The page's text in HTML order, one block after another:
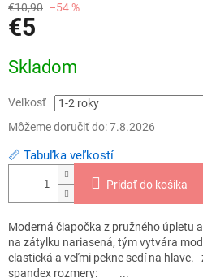
€10,90 –54 %
€5
cena:
Skladom
Veľkosť
Môžeme doručiť do:7.8.2026
📏 Tabuľka veľkostí
Pridať do košíka
Moderná čiapočka z pružného úpletu
na zátylku nariasená, tým vytvára
elastická a veľmi pekne sedí na hlave.
spandex rozmery: ...